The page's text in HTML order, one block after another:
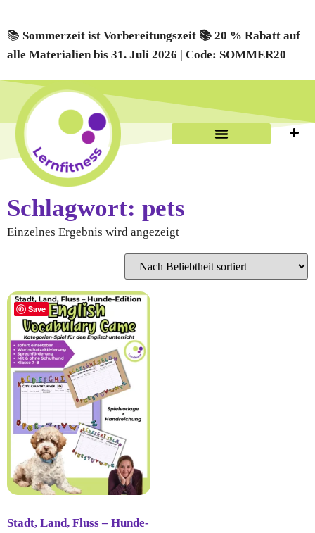
📚 Sommerzeit ist Vorbereitungszeit 📚 20 % Rabatt auf
alle Materialien bis 31. Juli 2026 | Code: SOMMER20
Schlagwort: pets
Einzelnes Ergebnis wird angezeigt
Save
Stadt, Land, Fluss – Hunde-